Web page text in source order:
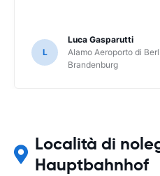
L
Luca Gasparutti
Alamo Aeroporto di
Brandenburg
Località di
Hauptbahnhof